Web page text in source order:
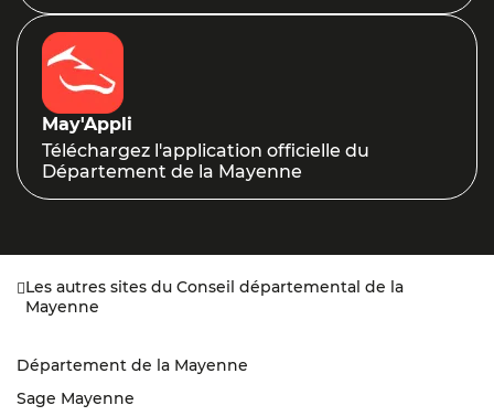
May'Appli
Téléchargez l'application officielle du
Département de la Mayenne
Les autres sites du Conseil départemental de la
Mayenne
Département de la Mayenne
Sage Mayenne